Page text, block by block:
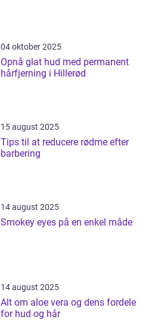
04 oktober 2025
Opnå glat hud med permanent
hårfjerning i Hillerød
15 august 2025
Tips til at reducere rødme efter
barbering
14 august 2025
Smokey eyes på en enkel måde
14 august 2025
Alt om aloe vera og dens fordele
for hud og hår